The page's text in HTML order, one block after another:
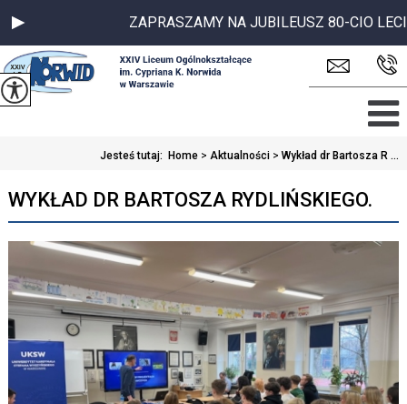
ZAPRASZAMY NA JUBILEUSZ 80-CIO
Jesteś tutaj: Home > Aktualności > Wykład dr Bartosza R ...
WYKŁAD DR BARTOSZA RYDLIŃSKIEGO.